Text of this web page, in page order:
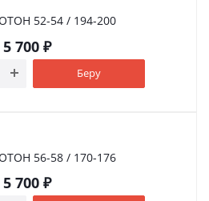
52-54 / 194-200
5 700₽
Беру
56-58 / 170-176
5 700₽